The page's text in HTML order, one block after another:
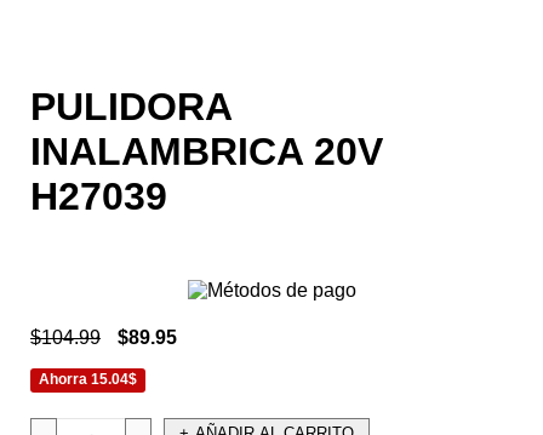
PULIDORA
INALAMBRICA 20V
H27039
$104.99 $89.95
Ahorra 15.04$